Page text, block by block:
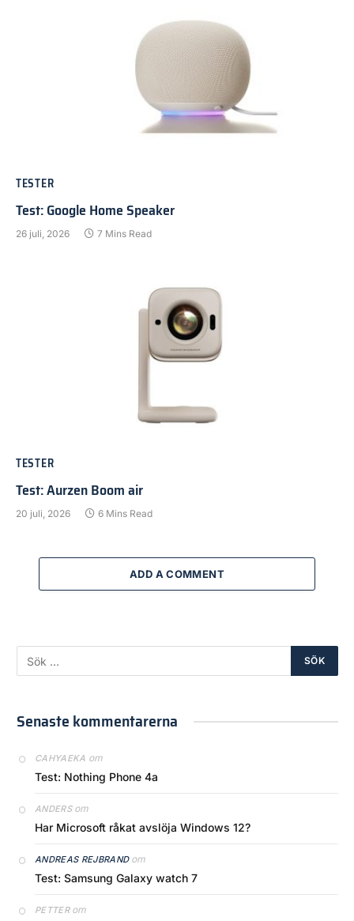
TESTER
Test: Google Home Speaker
26 juli, 2026 7 Mins Read
TESTER
Test: Aurzen Boom air
20 juli, 2026 6 Mins Read
ADD A COMMENT
Senaste kommentarerna
CAHYAEKA om
Test: Nothing Phone 4a
ANDERSom
Har Microsoft råkat avslöja Windows 12?
ANDREAS REJBRANDom
Test: Samsung Galaxy watch 7
PETTERom